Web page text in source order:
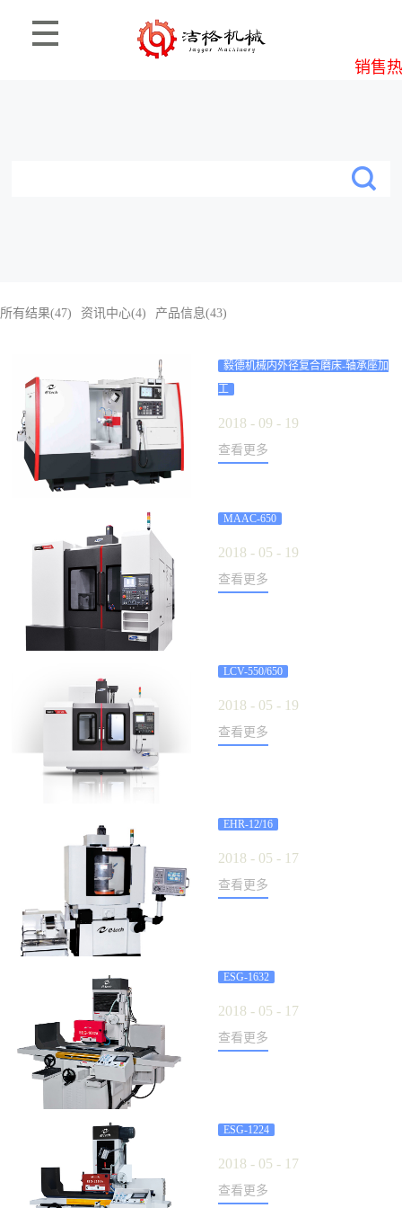
销售
所有结果(47) 资讯中心(4) 产品信息(43)
毅德机械内外径复合磨床-轴承座加
工
2018 - 09 - 19
查看更多
MAAC-650
2018 - 05 - 19
查看更多
LCV-550/650
2018 - 05 - 19
查看更多
EHR-12/16
2018 - 05 - 17
查看更多
ESG-1632
2018 - 05 - 17
查看更多
ESG-1224
2018 - 05 - 17
查看更多